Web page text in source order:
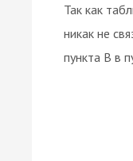
Так как
никак не
пункта В в